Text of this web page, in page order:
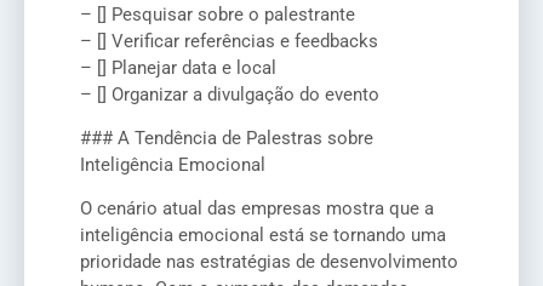
– [] Pesquisar sobre o palestrante
– [] Verificar referências e feedbacks
– [] Planejar data e local
– [] Organizar a divulgação do evento
### A Tendência de Palestras sobre
Inteligência Emocional
O cenário atual das empresas mostra que a
inteligência emocional está se tornando uma
prioridade nas estratégias de desenvolvimento